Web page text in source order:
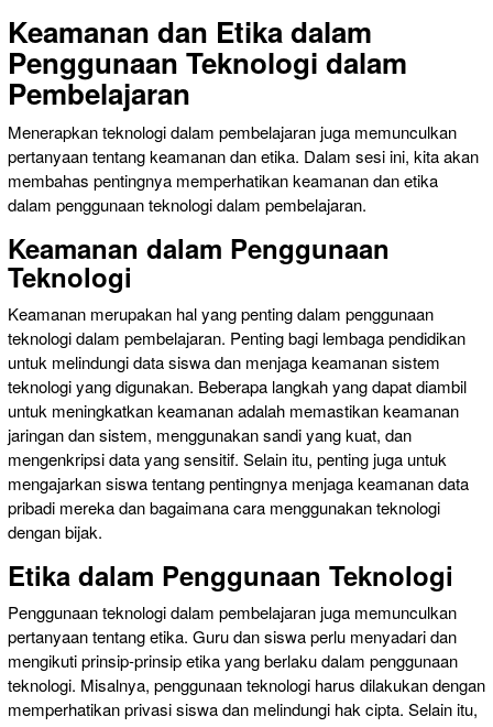
Keamanan dan Etika dalam
Penggunaan Teknologi dalam
Pembelajaran
Menerapkan teknologi dalam pembelajaran juga memunculkan
pertanyaan tentang keamanan dan etika. Dalam sesi ini, kita akan
membahas pentingnya memperhatikan keamanan dan etika
dalam penggunaan teknologi dalam pembelajaran.
Keamanan dalam Penggunaan
Teknologi
Keamanan merupakan hal yang penting dalam penggunaan
teknologi dalam pembelajaran. Penting bagi lembaga pendidikan
untuk melindungi data siswa dan menjaga keamanan sistem
teknologi yang digunakan. Beberapa langkah yang dapat diambil
untuk meningkatkan keamanan adalah memastikan keamanan
jaringan dan sistem, menggunakan sandi yang kuat, dan
mengenkripsi data yang sensitif. Selain itu, penting juga untuk
mengajarkan siswa tentang pentingnya menjaga keamanan data
pribadi mereka dan bagaimana cara menggunakan teknologi
dengan bijak.
Etika dalam Penggunaan Teknologi
Penggunaan teknologi dalam pembelajaran juga memunculkan
pertanyaan tentang etika. Guru dan siswa perlu menyadari dan
mengikuti prinsip-prinsip etika yang berlaku dalam penggunaan
teknologi. Misalnya, penggunaan teknologi harus dilakukan dengan
memperhatikan privasi siswa dan melindungi hak cipta. Selain itu,